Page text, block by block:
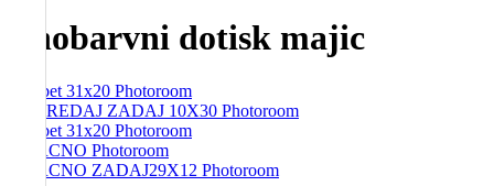
Enobarvni dotisk majic